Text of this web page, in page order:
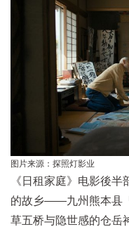
图片来源：探照灯影业
《日租家庭》电影後
的故乡——九州熊本县
草五桥与隐世感的仓岳